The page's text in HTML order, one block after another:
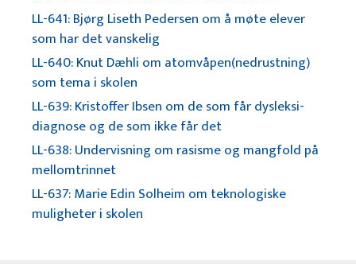
LL-641: Bjørg Liseth Pedersen om å møte elever
som har det vanskelig
LL-640: Knut Dæhli om atomvåpen(nedrustning)
som tema i skolen
LL-639: Kristoffer Ibsen om de som får dysleksi-
diagnose og de som ikke får det
LL-638: Undervisning om rasisme og mangfold på
mellomtrinnet
LL-637: Marie Edin Solheim om teknologiske
muligheter i skolen